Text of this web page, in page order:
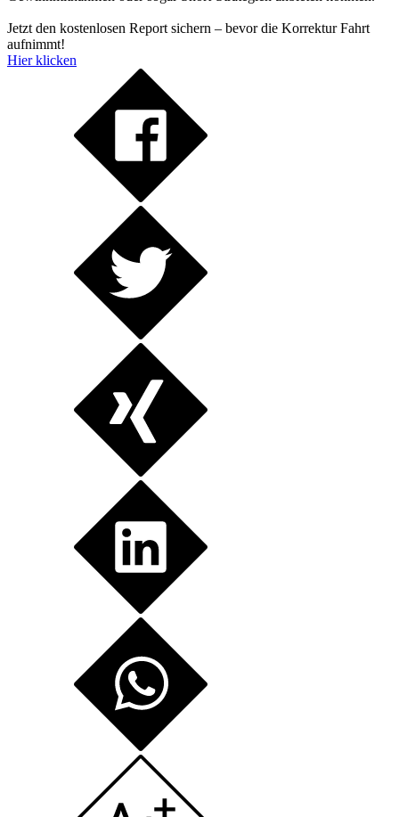
Jetzt den kostenlosen Report sichern – bevor die Korrektur Fahrt
aufnimmt!
Hier klicken